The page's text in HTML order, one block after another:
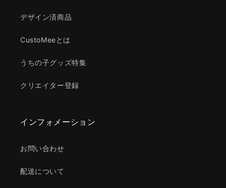
デザイン済商品
CustoMeeとは
うちの子グッズ特集
クリエイター登録
インフォメーション
お問い合わせ
配送について